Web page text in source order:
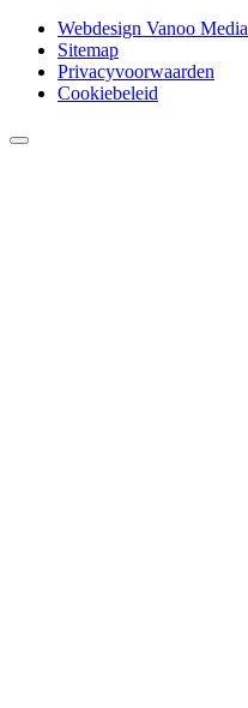
Webdesign Vanoo Media
Sitemap
Privacyvoorwaarden
Cookiebeleid